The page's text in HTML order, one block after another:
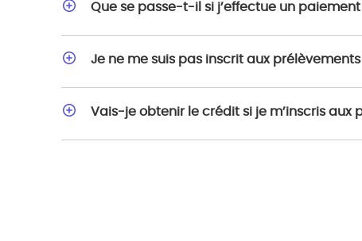
Que se passe-t-il si j’effectue un
Je ne me suis pas inscrit aux
Vais-je obtenir le crédit si je m’inscris